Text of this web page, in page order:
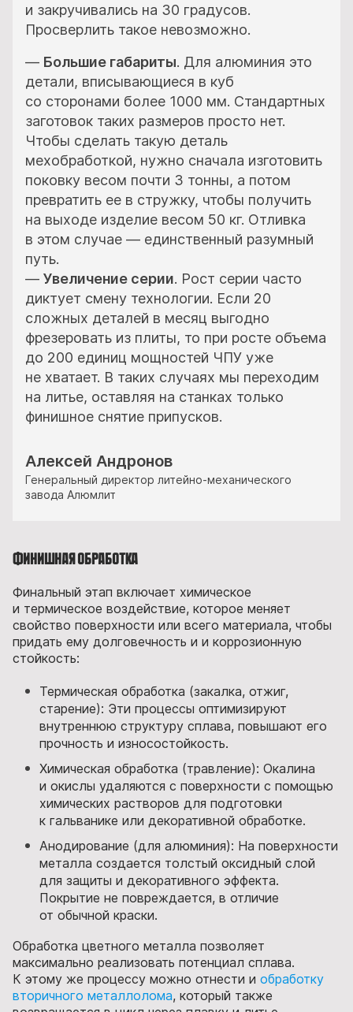
и закручивались на 30 градусов.
Просверлить такое невозможно.
— Большие габариты. Для алюминия это
детали, вписывающиеся в куб
со сторонами более 1000 мм. Стандартных
заготовок таких размеров просто нет.
Чтобы сделать такую деталь
мехобработкой, нужно сначала изготовить
поковку весом почти 3 тонны, а потом
превратить ее в стружку, чтобы получить
на выходе изделие весом 50 кг. Отливка
в этом случае — единственный разумный
путь.
— Увеличение серии. Рост серии часто
диктует смену технологии. Если 20
сложных деталей в месяц выгодно
фрезеровать из плиты, то при росте объема
до 200 единиц мощностей ЧПУ уже
не хватает. В таких случаях мы переходим
на литье, оставляя на станках только
финишное снятие припусков.
Алексей Андронов
Генеральный директор литейно-механического
завода Алюмлит
Финишная обработка
Финальный этап включает химическое
и термическое воздействие, которое меняет
свойство поверхности или всего материала, чтобы
придать ему долговечность и и коррозионную
стойкость:
Термическая обработка (закалка, отжиг,
старение): Эти процессы оптимизируют
внутреннюю структуру сплава, повышают его
прочность и износостойкость.
Химическая обработка (травление): Окалина
и окислы удаляются с поверхности с помощью
химических растворов для подготовки
к гальванике или декоративной обработке.
Анодирование (для алюминия): На поверхности
металла создается толстый оксидный слой
для защиты и декоративного эффекта.
Покрытие не повреждается, в отличие
от обычной краски.
Обработка цветного металла позволяет
максимально реализовать потенциал сплава.
К этому же процессу можно отнести и обработку
вторичного металлолома, который также